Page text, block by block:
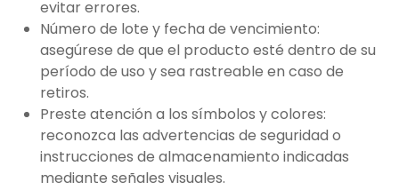
evitar errores.
Número de lote y fecha de vencimiento:
asegúrese de que el producto esté dentro de su
período de uso y sea rastreable en caso de
retiros.
Preste atención a los símbolos y colores:
reconozca las advertencias de seguridad o
instrucciones de almacenamiento indicadas
mediante señales visuales.